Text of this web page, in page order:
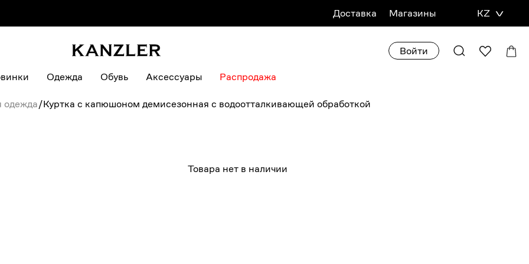
Доставка Магазины KZ
Войти
Одежда Обувь Аксессуары Распродажа
одежда/Куртка с капюшоном демисезонная с водоотталкивающей обработкой
Товара нет в наличии